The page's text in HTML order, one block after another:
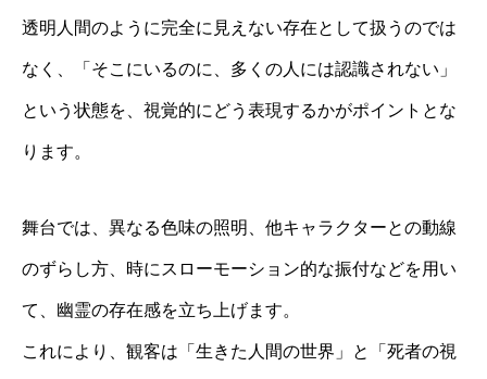
透明人間のように完全に見えない存在として扱うのでは
なく、「そこにいるのに、多くの人には認識されない」
という状態を、視覚的にどう表現するかがポイントとな
ります。
舞台では、異なる色味の照明、他キャラクターとの動線
のずらし方、時にスローモーション的な振付などを用い
て、幽霊の存在感を立ち上げます。
これにより、観客は「生きた人間の世界」と「死者の視